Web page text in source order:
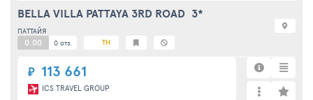
₽ 113 661
ICS TRAVEL GROUP
BELLA VILLA PATTAYA 3RD ROAD 3*
ПАТТАЙЯ
0.00 0 отз. TH